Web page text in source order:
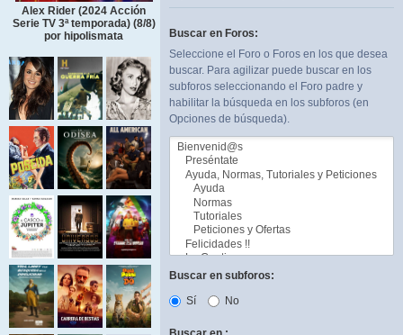
Alex Rider (2024 Acción
Serie TV 3ª temporada) (8/8)
por hipolismata
Buscar en Foros:
Seleccione el Foro o Foros en los que desea
buscar. Para agilizar puede buscar en los
subforos seleccionando el Foro padre y
habilitar la búsqueda en los subforos (en
Opciones de búsqueda).
Buscar en subforos:
Sí
No